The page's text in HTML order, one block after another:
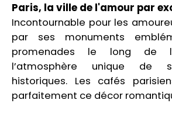
Paris, la ville de l'amour par
Incontournable pour les
par ses monuments
promenades le long de
l’atmosphère unique de
historiques. Les cafés
parfaitement ce décor